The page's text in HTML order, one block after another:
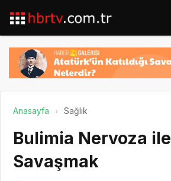
Anasayfa Sağlık
Bulimia Nervoza ile
Savaşmak